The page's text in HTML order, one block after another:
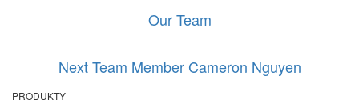
Our Team
Next Team MemberCameron Nguyen
PRODUKTY